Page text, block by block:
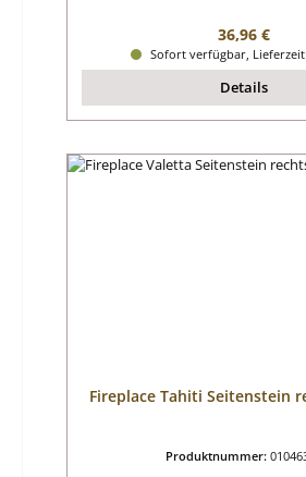
Regulärer
36,96 €
Sofort verfügbar,
Details
Fireplace Tahiti Seitenstein
Produktnummer: